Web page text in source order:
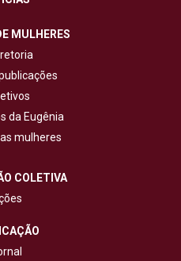
MULHERES
da Eugênia
mulheres
COLETIVA